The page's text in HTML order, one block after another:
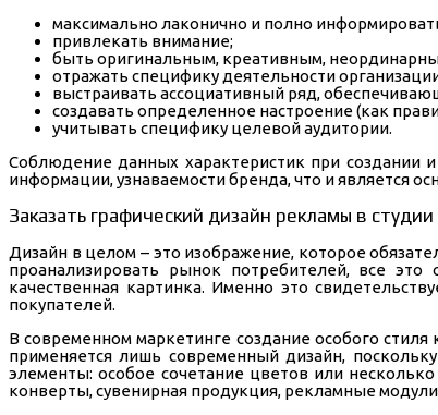
максимально лаконично и полно
привлекать внимание;
быть оригинальным, креативным,
отражать специфику деятельности
выстраивать ассоциативный ряд,
создавать определенное настроение (как
учитывать специфику целевой аудитории.
Соблюдение данных характеристик при создании
информации, узнаваемости бренда, что и является
Заказать графический дизайн рекламы в
Дизайн в целом – это изображение, которое
проанализировать рынок потребителей, все это
качественная картинка. Именно это
покупателей.
В современном маркетинге создание особого
применяется лишь современный дизайн,
элементы: особое сочетание цветов или
конверты, сувенирная продукция, рекламные